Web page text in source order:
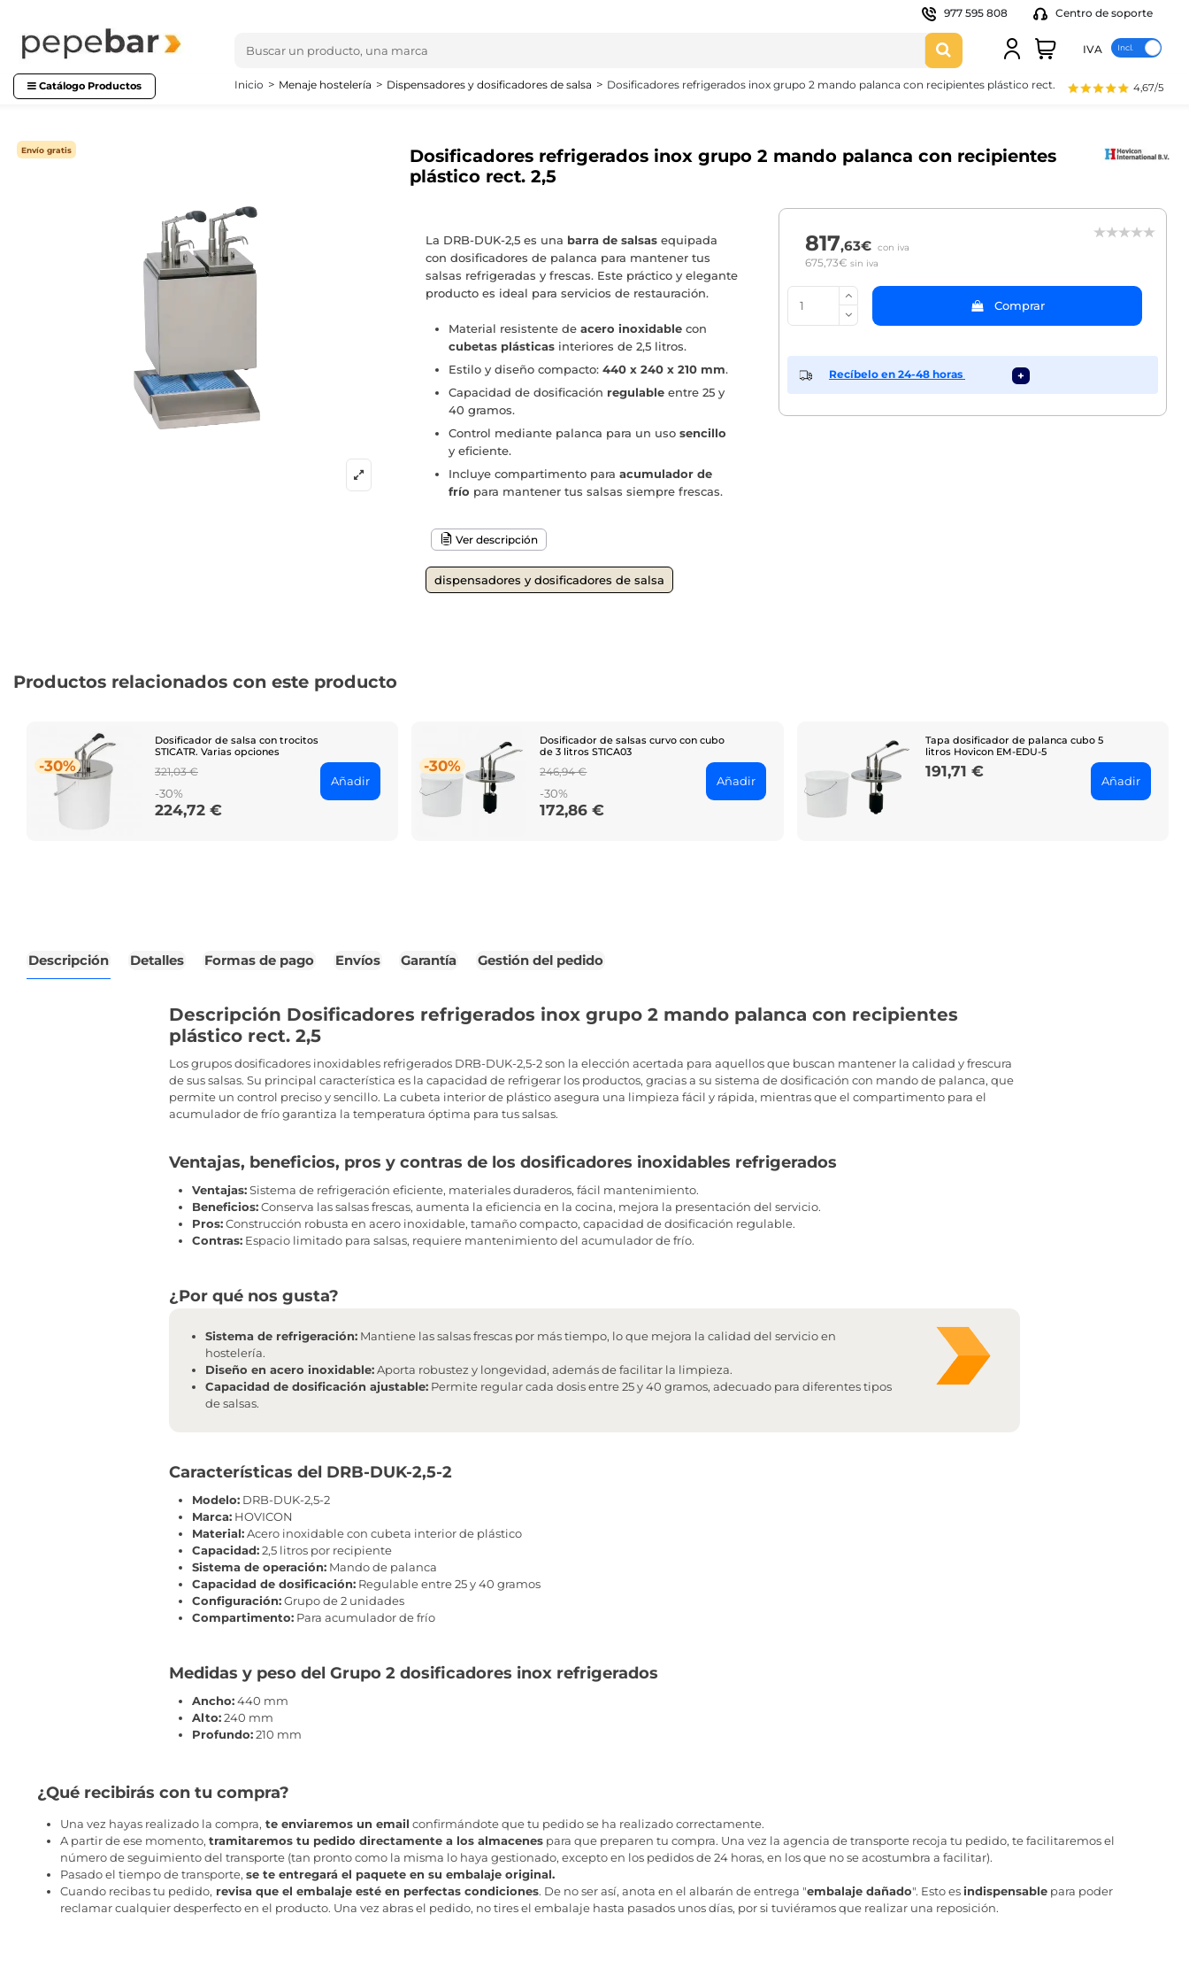
977 595 808 Centro de soporte
IVA
Catálogo Productos 4,67/5
Inicio Menaje hostelería Dispensadores y dosificadores de salsa Dosificadores refrigerados inox grupo 2 mando palanca con recipientes plástico rect. 2,5
Envío gratis
Dosificadores refrigerados inox grupo 2 mando palanca con recipientes
plástico rect. 2,5
La DRB-DUK-2,5 es una barra de salsasequipada
con dosificadores de palanca para mantener tus
salsas refrigeradas y frescas. Este práctico y elegante
producto es ideal para servicios de restauración.
Material resistente de acero inoxidablecon
cubetas plásticasinteriores de 2,5 litros.
Estilo y diseño compacto: 440 x 240 x 210 mm.
Capacidad de dosificación regulableentre 25 y
40 gramos.
Control mediante palanca para un uso sencillo
y eficiente.
Incluye compartimento para acumulador de
frío para mantener tus salsas siempre frescas.
Ver descripción
dispensadores y dosificadores de salsa
817,63€ con iva
675,73€ sin iva
Comprar
Recíbelo en 24-48 horas +
Productos relacionados con este producto
-30%
Dosificador de salsa con trocitos
STICATR. Varias opciones
Regular
price
321,03 €
-30%
Price
224,72 €
Añadir
-30%
Dosificador de salsas curvo con cubo
de 3 litros STICA03
Regular
price
246,94 €
-30%
Price
172,86 €
Añadir
Tapa dosificador de palanca cubo 5
litros Hovicon EM-EDU-5
Price
191,71 €
Añadir
Descripción Detalles Formas de pago Envíos Garantía Gestión del pedido
Descripción Dosificadores refrigerados inox grupo 2 mando palanca con recipientes
plástico rect. 2,5
Los grupos dosificadores inoxidables refrigerados DRB-DUK-2,5-2 son la elección acertada para aquellos que buscan mantener la calidad y frescura
de sus salsas. Su principal característica es la capacidad de refrigerar los productos, gracias a su sistema de dosificación con mando de palanca, que
permite un control preciso y sencillo. La cubeta interior de plástico asegura una limpieza fácil y rápida, mientras que el compartimento para el
acumulador de frío garantiza la temperatura óptima para tus salsas.
Ventajas, beneficios, pros y contras de los dosificadores inoxidables refrigerados
Ventajas:Sistema de refrigeración eficiente, materiales duraderos, fácil mantenimiento.
Beneficios:Conserva las salsas frescas, aumenta la eficiencia en la cocina, mejora la presentación del servicio.
Pros:Construcción robusta en acero inoxidable, tamaño compacto, capacidad de dosificación regulable.
Contras: Espacio limitado para salsas, requiere mantenimiento del acumulador de frío.
¿Por qué nos gusta?
Sistema de refrigeración: Mantiene las salsas frescas por más tiempo, lo que mejora la calidad del servicio en
hostelería.
Diseño en acero inoxidable:Aporta robustez y longevidad, además de facilitar la limpieza.
Capacidad de dosificación ajustable: Permite regular cada dosis entre 25 y 40 gramos, adecuado para diferentes tipos
de salsas.
Características del DRB-DUK-2,5-2
Modelo: DRB-DUK-2,5-2
Marca: HOVICON
Material:Acero inoxidable con cubeta interior de plástico
Capacidad:2,5 litros por recipiente
Sistema de operación: Mando de palanca
Capacidad de dosificación: Regulable entre 25 y 40 gramos
Configuración:Grupo de 2 unidades
Compartimento: Para acumulador de frío
Medidas y peso del Grupo 2 dosificadores inox refrigerados
Ancho:440 mm
Alto:240 mm
Profundo:210 mm
¿Qué recibirás con tu compra?
Una vez hayas realizado la compra, te enviaremos un email confirmándote que tu pedido se ha realizado correctamente.
A partir de ese momento, tramitaremos tu pedido directamente a los almacenespara que preparen tu compra. Una vez la agencia de transporte recoja tu pedido, te facilitaremos el
número de seguimiento del transporte (tan pronto como la misma lo haya gestionado, excepto en los pedidos de 24 horas, en los que no se acostumbra a facilitar).
Pasado el tiempo de transporte, se te entregará el paquete en su embalaje original.
Cuando recibas tu pedido, revisa que el embalaje esté en perfectas condiciones. De no ser así, anota en el albarán de entrega "embalaje dañado". Esto esindispensablepara poder
reclamar cualquier desperfecto en el producto. Una vez abras el pedido, no tires el embalaje hasta pasados unos días, por si tuviéramos que realizar una reposición.